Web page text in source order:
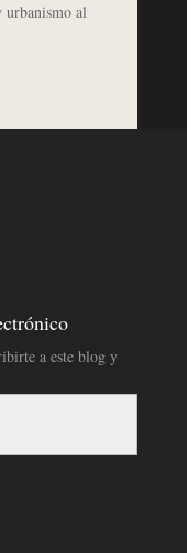
al
a este blog y